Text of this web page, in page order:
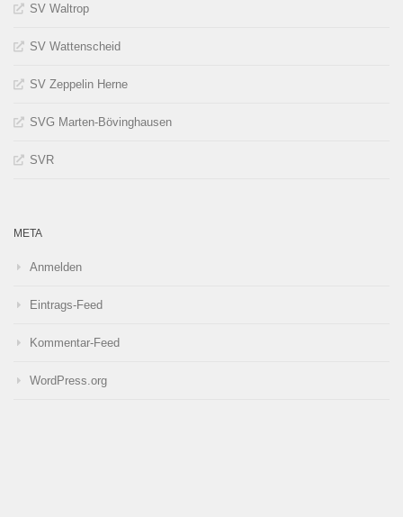
SV Waltrop
SV Wattenscheid
SV Zeppelin Herne
SVG Marten-Bövinghausen
SVR
META
Anmelden
Eintrags-Feed
Kommentar-Feed
WordPress.org